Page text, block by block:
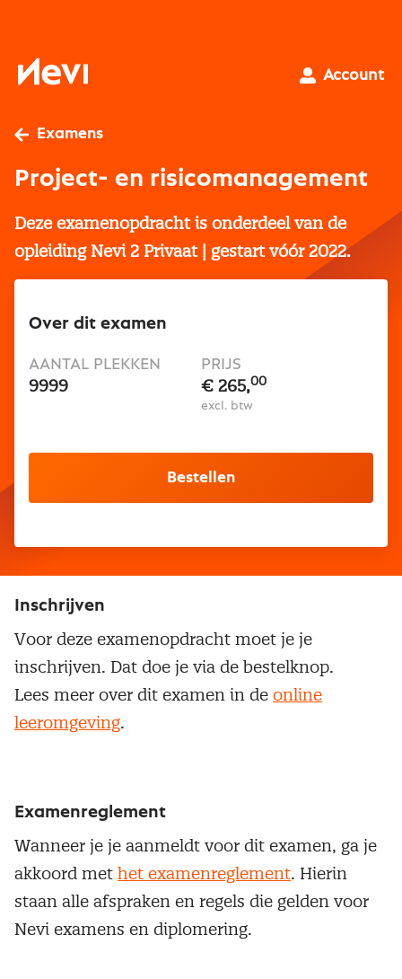
Nevi
Account
Examens
Project- en risicomanagement
Deze examenopdracht is onderdeel van de
opleiding Nevi 2 Privaat | gestart vóór 2022.
Over dit examen
AANTAL PLEKKEN
9999
PRIJS
€ 265,00
excl. btw
Bestellen
Inschrijven
Voor deze examenopdracht moet je je
inschrijven. Dat doe je via de bestelknop.
Lees meer over dit examen in de online
leeromgeving.
Examenreglement
Wanneer je je aanmeldt voor dit examen, ga je
akkoord met het examenreglement. Hierin
staan alle afspraken en regels die gelden voor
Nevi examens en diplomering.